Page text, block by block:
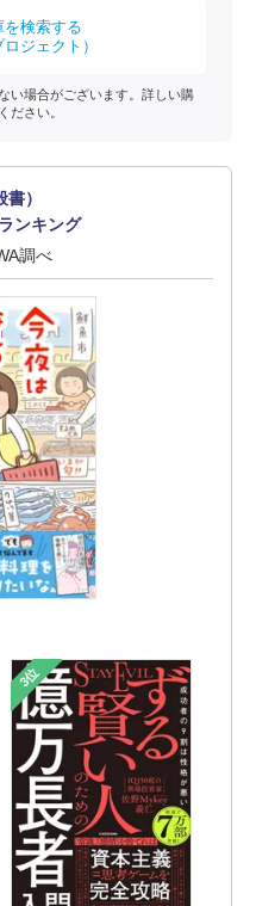
検索する
ジェクト）
い場合がございます。詳しい購
ださい。
）
ンキング
調べ
3位